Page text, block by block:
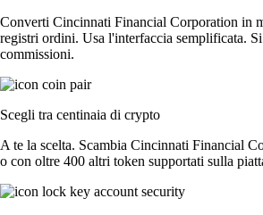
Converti Cincinnati Financial Corporation in
registri ordini. Usa l'interfaccia semplificata.
commissioni.
Scegli tra centinaia di crypto
A te la scelta. Scambia Cincinnati Financial
o con oltre 400 altri token supportati sulla